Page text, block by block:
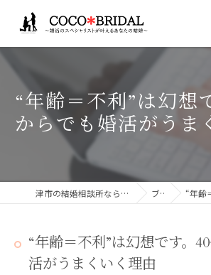
“年齢＝不利”は幻想
からでも婚活がうま
津市の結婚相談所ならCocoBridalココブライダル ブログ “年齢＝不利
“年齢＝不利”は幻想です。
活がうまくいく理由